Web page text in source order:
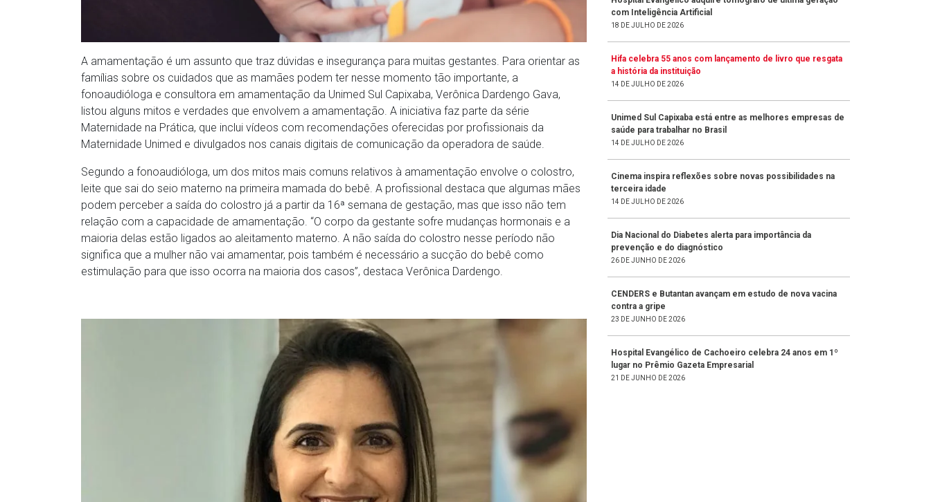
A amamentação é um assunto que traz dúvidas e insegurança para muitas gestantes. Para orientar as
famílias sobre os cuidados que as mamães podem ter nesse momento tão importante, a
fonoaudióloga e consultora em amamentação da Unimed Sul Capixaba, Verônica Dardengo Gava,
listou alguns mitos e verdades que envolvem a amamentação. A iniciativa faz parte da série
Maternidade na Prática, que inclui vídeos com recomendações oferecidas por profissionais da
Maternidade Unimed e divulgados nos canais digitais de comunicação da operadora de saúde.
Segundo a fonoaudióloga, um dos mitos mais comuns relativos à amamentação envolve o colostro,
leite que sai do seio materno na primeira mamada do bebê. A profissional destaca que algumas mães
podem perceber a saída do colostro já a partir da 16ª semana de gestação, mas que isso não tem
relação com a capacidade de amamentação. “O corpo da gestante sofre mudanças hormonais e a
maioria delas estão ligados ao aleitamento materno. A não saída do colostro nesse período não
significa que a mulher não vai amamentar, pois também é necessário a sucção do bebê como
estimulação para que isso ocorra na maioria dos casos”, destaca Verônica Dardengo.
com Inteligência Artificial
18 DE JULHO DE 2026
Hifa celebra 55 anos com lançamento de livro que resgata
a história da instituição
14 DE JULHO DE 2026
Unimed Sul Capixaba está entre as melhores empresas de
saúde para trabalhar no Brasil
14 DE JULHO DE 2026
Cinema inspira reflexões sobre novas possibilidades na
terceira idade
14 DE JULHO DE 2026
Dia Nacional do Diabetes alerta para importância da
prevenção e do diagnóstico
26 DE JUNHO DE 2026
CENDERS e Butantan avançam em estudo de nova vacina
contra a gripe
23 DE JUNHO DE 2026
Hospital Evangélico de Cachoeiro celebra 24 anos em 1º
lugar no Prêmio Gazeta Empresarial
21 DE JUNHO DE 2026